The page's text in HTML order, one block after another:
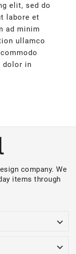
elit, sed do
labore et
ad minim
ullamco
dolor in
company. We
items through

